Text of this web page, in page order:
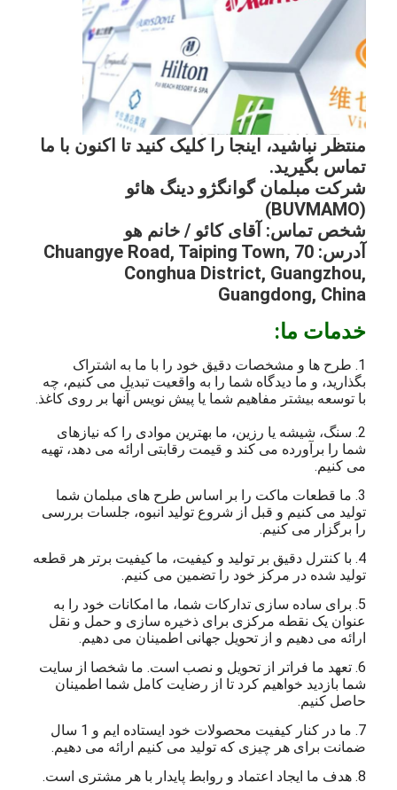
منتظر نباشید، اینجا را کلیک کنید تا اکنون با ما
تماس بگیرید.
شرکت مبلمان گوانگژو دینگ هائو
(BUVMAMO)
شخص تماس: آقای کائو / خانم هو
آدرس: 70 Chuangye Road, Taiping Town,
Conghua District, Guangzhou,
Guangdong, China
خدمات ما:
1. طرح ها و مشخصات دقیق خود را با ما به اشتراک
بگذارید، و ما دیدگاه شما را به واقعیت تبدیل می کنیم، چه
با توسعه بیشتر مفاهیم شما یا پیش نویس آنها بر روی کاغذ.
2. سنگ، شیشه یا رزین، ما بهترین موادی را که نیازهای
شما را برآورده می کند و قیمت رقابتی ارائه می دهد، تهیه
می کنیم.
3. ما قطعات ماکت را بر اساس طرح های مبلمان شما
تولید می کنیم و قبل از شروع تولید انبوه، جلسات بررسی
را برگزار می کنیم.
4. با کنترل دقیق بر تولید و کیفیت، ما کیفیت برتر هر قطعه
تولید شده در مرکز خود را تضمین می کنیم.
5. برای ساده سازی تدارکات شما، ما امکانات خود را به
عنوان یک نقطه مرکزی برای ذخیره سازی و حمل و نقل
ارائه می دهیم و از تحویل جهانی اطمینان می دهیم.
6. تعهد ما فراتر از تحویل و نصب است. ما شخصا از سایت
شما بازدید خواهیم کرد تا از رضایت کامل شما اطمینان
حاصل کنیم.
7. ما در کنار کیفیت محصولات خود ایستاده ایم و 1 سال
ضمانت برای هر چیزی که تولید می کنیم ارائه می دهیم.
8. هدف ما ایجاد اعتماد و روابط پایدار با هر مشتری است.